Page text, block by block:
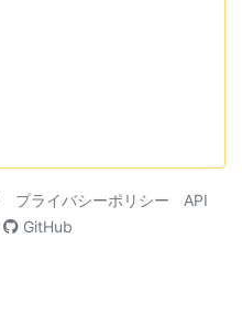
プライバシーポリシー
API
GitHub